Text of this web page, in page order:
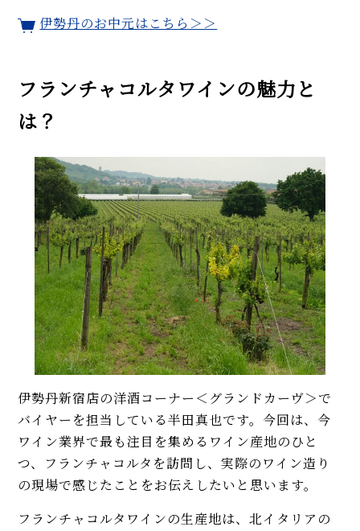
伊勢丹のお中元はこちら＞＞
フランチャコルタワインの魅力と
は？
伊勢丹新宿店の洋酒コーナー＜グランドカーヴ＞で
バイヤーを担当している半田真也です。今回は、今
ワイン業界で最も注目を集めるワイン産地のひと
つ、フランチャコルタを訪問し、実際のワイン造り
の現場で感じたことをお伝えしたいと思います。
フランチャコルタワインの生産地は、北イタリアの